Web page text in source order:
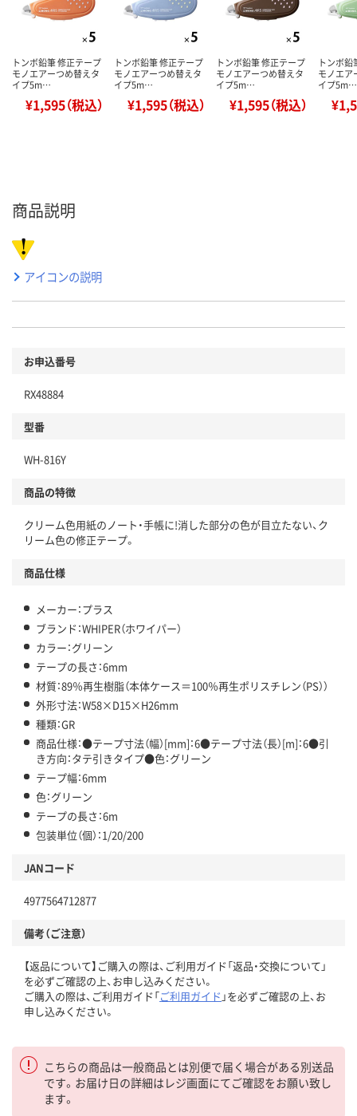
トンボ鉛筆 修正テープ
モノエアーつめ替えタ
イプ5m…
¥1,595（税込）
トンボ鉛筆 修正テープ
モノエアーつめ替えタ
イプ5m…
¥1,595（税込）
トンボ鉛筆 修正テープ
モノエアーつめ替えタ
イプ5m…
¥1,595（税込）
トンボ鉛
モノエア
イプ5m…
商品説明
アイコンの説明
お申込番号
RX48884
型番
WH-816Y
商品の特徴
クリーム色用紙のノート・手帳に!消した部分の色が目立たない、ク
リーム色の修正テープ。
商品仕様
メーカー：プラス
ブランド：WHIPER（ホワイパー）
カラー：グリーン
テープの長さ：6mm
材質：89％再生樹脂（本体ケース＝100％再生ポリスチレン（PS））
外形寸法：W58×D15×H26mm
種類：GR
商品仕様：●テープ寸法（幅）[mm]：6●テープ寸法（長）[m]：6●引
き方向：タテ引きタイプ●色：グリーン
テープ幅：6mm
色：グリーン
テープの長さ：6m
包装単位（個）：1/20/200
JANコード
4977564712877
備考（ご注意）
【返品について】ご購入の際は、ご利用ガイド「返品・交換について」
を必ずご確認の上、お申し込みください。
ご購入の際は、ご利用ガイド「ご利用ガイド 」を必ずご確認の上、お
申し込みください。
こちらの商品は一般商品とは別便で届く場合がある別送品
です。お届け日の詳細はレジ画面にてご確認をお願い致し
ます。